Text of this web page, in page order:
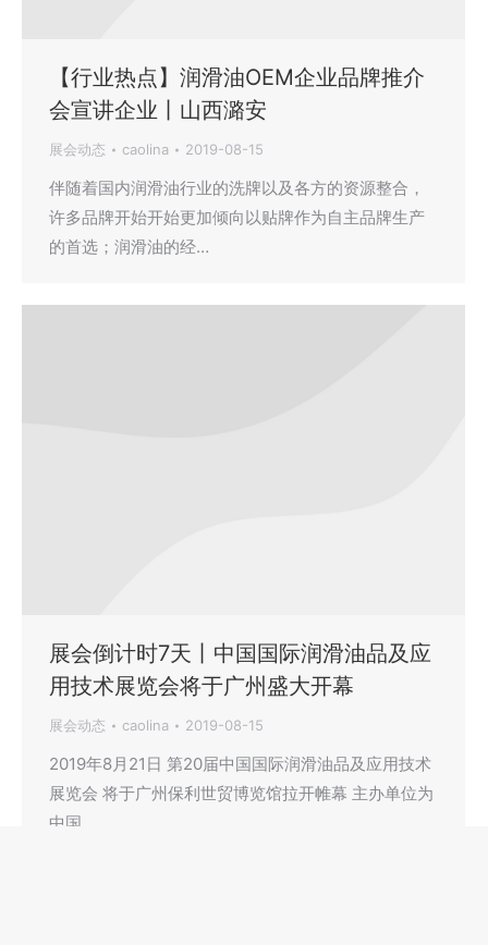
【行业热点】润滑油OEM企业品牌推介
会宣讲企业丨山西潞安
展会动态 caolina 2019-08-15
伴随着国内润滑油行业的洗牌以及各方的资源整合，
许多品牌开始开始更加倾向以贴牌作为自主品牌生产
的首选；润滑油的经…
展会倒计时7天丨中国国际润滑油品及应
用技术展览会将于广州盛大开幕
展会动态 caolina 2019-08-15
2019年8月21日 第20届中国国际润滑油品及应用技术
展览会 将于广州保利世贸博览馆拉开帷幕 主办单位为
中国…